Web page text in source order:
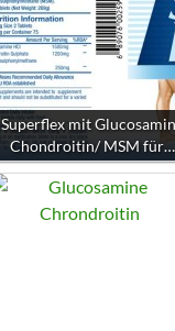
Superflex mit
Chondroitin/ MSM für…